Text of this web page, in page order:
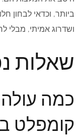
ביותר, וכדאי לבחון
ושדרוג אמיתי, מבלי
שאלות
כמה
קומפלט